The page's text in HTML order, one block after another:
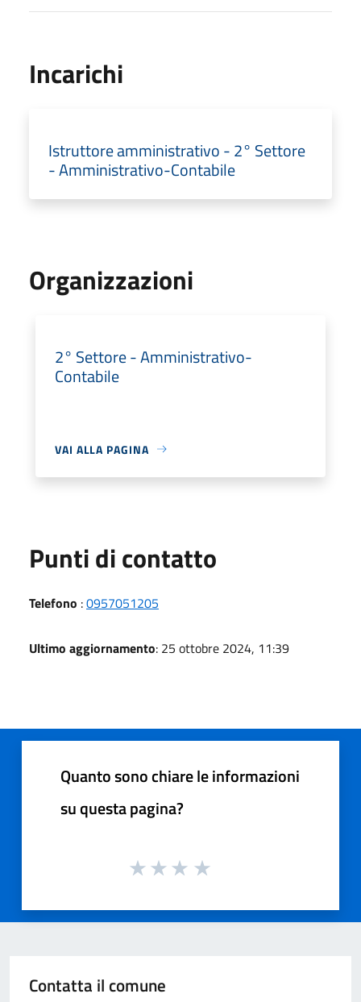
Incarichi
Istruttore amministrativo - 2° Settore
- Amministrativo-Contabile
Organizzazioni
2° Settore - Amministrativo-
Contabile
VAI ALLA PAGINA
Punti di contatto
Telefono :0957051205
Ultimo aggiornamento: 25 ottobre 2024, 11:39
Quanto sono chiare le informazioni
su questa pagina?
Contatta il comune